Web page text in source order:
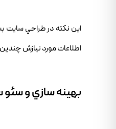
اين نکته در طراحي سايت
اطلاعات مورد نيازش
بهينه سازي و